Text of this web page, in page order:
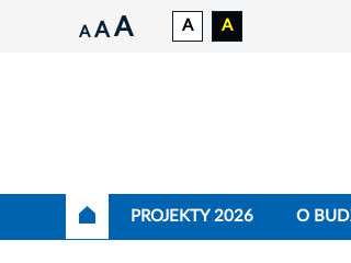
A A A A A
PROJEKTY 2026 O